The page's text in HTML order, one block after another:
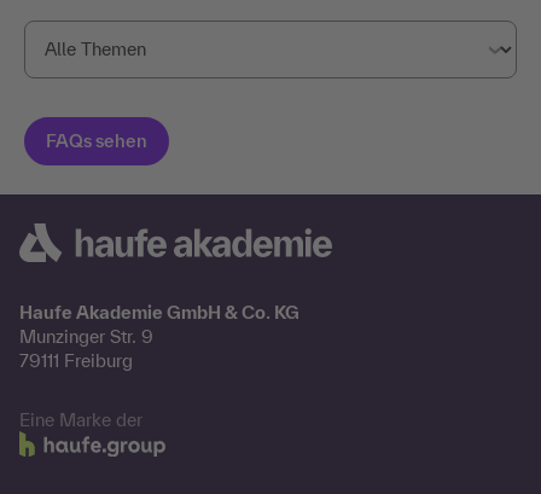
Haufe Akademie GmbH & Co. KG
Munzinger Str. 9
79111 Freiburg
Eine Marke der